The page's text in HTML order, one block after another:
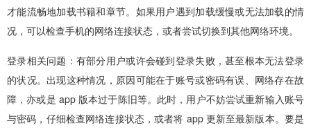
才能流畅地加载书籍和章节。如果用户遇到加载缓慢或无法加载的情
况，可以检查手机的网络连接状态，或者尝试切换到其他网络环境。
登录相关问题：有部分用户或许会碰到登录失败，甚至根本无法登录
的状况。出现这种情况，原因可能在于账号或密码有误、网络存在故
障，亦或是 app 版本过于陈旧等。此时，用户不妨尝试重新输入账号
与密码，仔细检查网络连接状态，或者将 app 更新至最新版本。要是